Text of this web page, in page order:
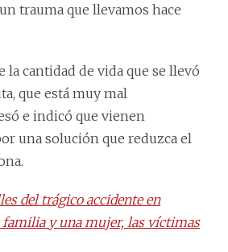
trauma que llevamos hace
la cantidad de vida que se llevó
que está muy mal
e indicó que vienen
una solución que reduzca el
del trágico accidente en
familia y una mujer, las víctimas